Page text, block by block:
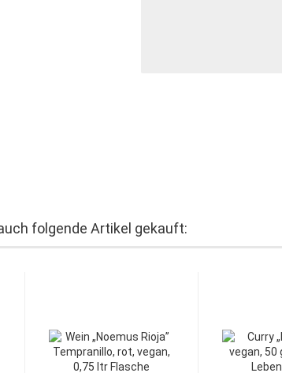
folgende Artikel gekauft: